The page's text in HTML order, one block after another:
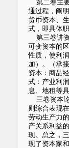
第二卷主要
通过程，阐
货币资本、
式，即具体
第三卷讲资
可变资本的
性质，使利
加）。（承
资本：商品
式：产业利
息、地租等
三卷资本论
则综合表现
劳动生产力
产关系利益
现。总之，
现了资本家